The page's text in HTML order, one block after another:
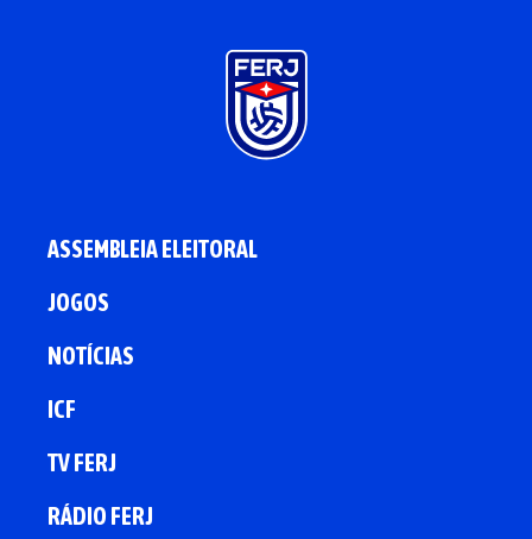
ASSEMBLEIA ELEITORAL
JOGOS
NOTÍCIAS
ICF
TV FERJ
RÁDIO FERJ